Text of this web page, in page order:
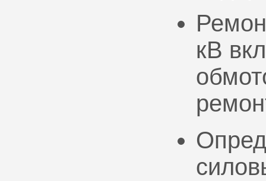
кВ